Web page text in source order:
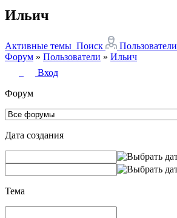
Ильич
Активные темы Поиск Пользователи
Форум » Пользователи » Ильич
Вход
Форум
Дата создания
Тема